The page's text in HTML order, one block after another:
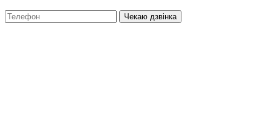
Чекаю дзвінка